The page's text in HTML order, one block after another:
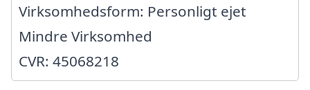
Virksomhedsform: Personligt ejet
Mindre Virksomhed
CVR: 45068218